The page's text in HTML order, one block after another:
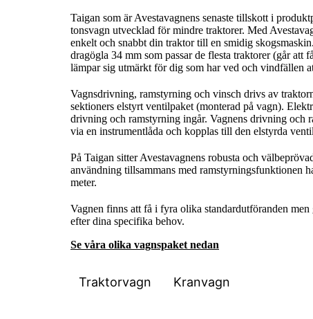
Taigan som är Avestavagnens senaste tillskott i
tonsvagn utvecklad för mindre traktorer. Med
enkelt och snabbt din traktor till en smidig
dragögla 34 mm som passar de flesta traktorer (går att
lämpar sig utmärkt för dig som har ved och vindfällen
Vagnsdrivning, ramstyrning och vinsch drivs av
sektioners elstyrt ventilpaket (monterad på vagn).
drivning och ramstyrning ingår. Vagnens drivning och
via en instrumentlåda och kopplas till den elstyrda
På Taigan sitter Avestavagnens robusta och
användning tillsammans med ramstyrningsfunktionen
meter.
Vagnen finns att få i fyra olika standardutföranden men
efter dina specifika behov.
Se våra olika vagnspaket nedan
Traktorvagn Kranvagn